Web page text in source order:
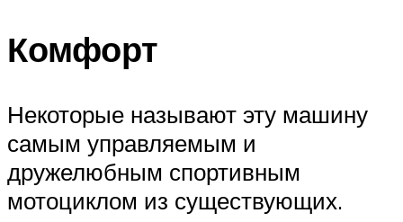
Комфорт
Некоторые называют эту машину
самым управляемым и
дружелюбным спортивным
мотоциклом из существующих.